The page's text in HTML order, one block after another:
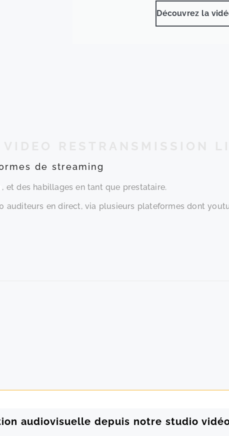
Découvrez la
de streaming
, et des habillages en tant que prestataire.
auditeurs en direct, via plusieurs plateformes dont
audiovisuelle depuis notre studio